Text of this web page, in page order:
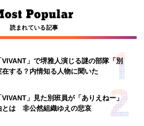
読まれている記事
VIVANT」で堺雅人演じる謎の部隊「別
在する？内情知る人物に聞いた
VIVANT」見た別班員が「ありえねー」
とは 非公然組織ゆえの悲哀